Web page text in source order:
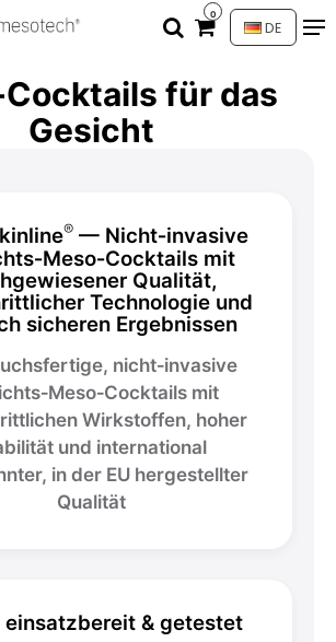
0
DE
für das
Gesicht
®— Nicht‑invasive
mit
Qualität,
Technologie und
sicheren Ergebnissen
nicht‑invasive
mit
Wirkstoffen, hoher
und international
in der EU hergestellter
Qualität
einsatzbereit & getestet